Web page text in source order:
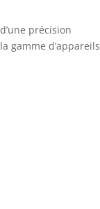
précision
gamme d’appareils